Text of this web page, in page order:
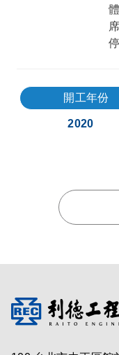
開工年份
2020